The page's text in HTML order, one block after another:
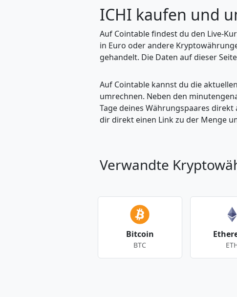
ICHI kaufen und
Auf Cointable findest du den Live-
in Euro oder andere
gehandelt. Die Daten auf dieser
Auf Cointable kannst du die
umrechnen. Neben den
Tage deines Währungspaares
dir direkt einen Link zu der Menge
Verwandte
Bitcoin
BTC